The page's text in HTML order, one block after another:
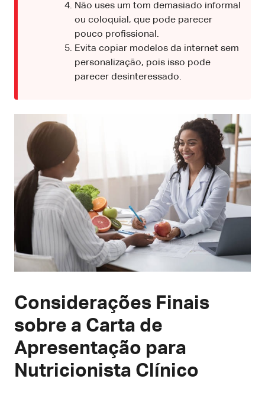
Não uses um tom demasiado informal
ou coloquial, que pode parecer
pouco profissional.
Evita copiar modelos da internet sem
personalização, pois isso pode
parecer desinteressado.
Considerações Finais
sobre a Carta de
Apresentação para
Nutricionista Clínico